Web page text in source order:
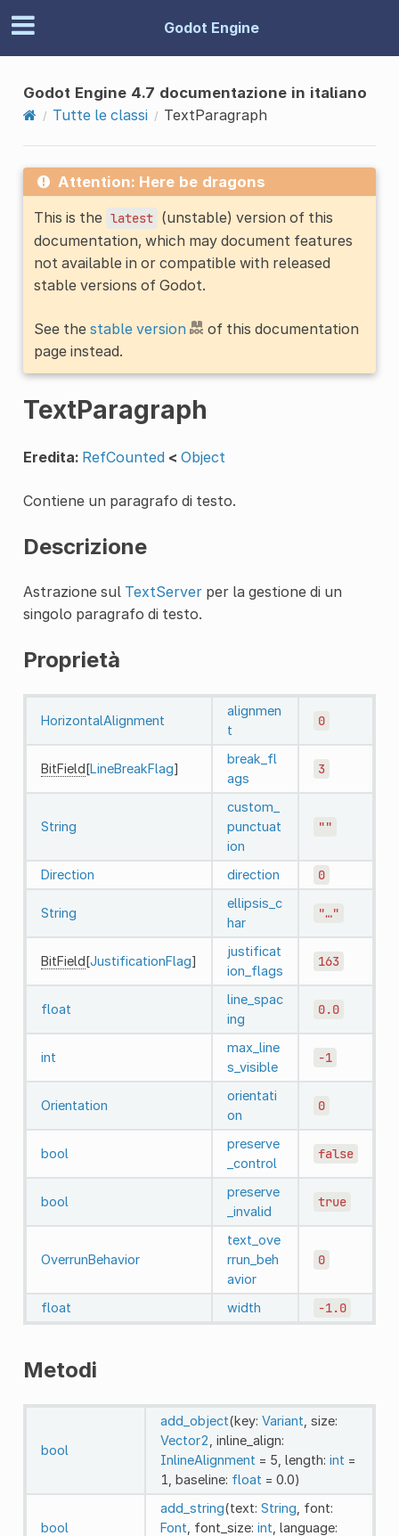
Godot Engine
Godot Engine 4.7 documentazione in italiano
Tutte le classi
TextParagraph
Attention: Here be dragons
This is the latest (unstable) version of this
documentation, which may document features
not available in or compatible with released
stable versions of Godot.
See the stable version
of this documentation
page instead.
TextParagraph
Eredita: RefCounted < Object
Contiene un paragrafo di testo.
Descrizione
Astrazione sul TextServerper la gestione di un
singolo paragrafo di testo.
Proprietà
HorizontalAlignment
alignmen
t
0
BitField[LineBreakFlag]
break_fl
ags
3
String
custom_
punctuat
ion
""
Direction direction 0
String
ellipsis_c
har
"…"
BitField[JustificationFlag]
justificat
ion_flags
163
float
line_spac
ing
0.0
int
max_line
s_visible
-1
Orientation
orientati
on
0
bool
preserve
_control
false
bool
preserve
_invalid
true
OverrunBehavior
text_ove
rrun_beh
avior
0
float width -1.0
Metodi
bool
add_object(key: Variant , size:
Vector2 , inline_align:
InlineAlignment = 5, length: int =
1, baseline: float = 0.0)
bool
add_string(text: String , font:
Font , font_size: int , language: